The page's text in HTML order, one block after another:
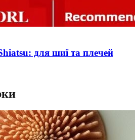
для шиї та плечей